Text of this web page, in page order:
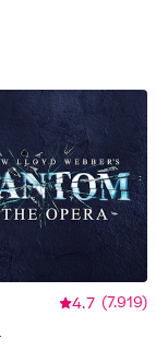
4.7 (7.919)